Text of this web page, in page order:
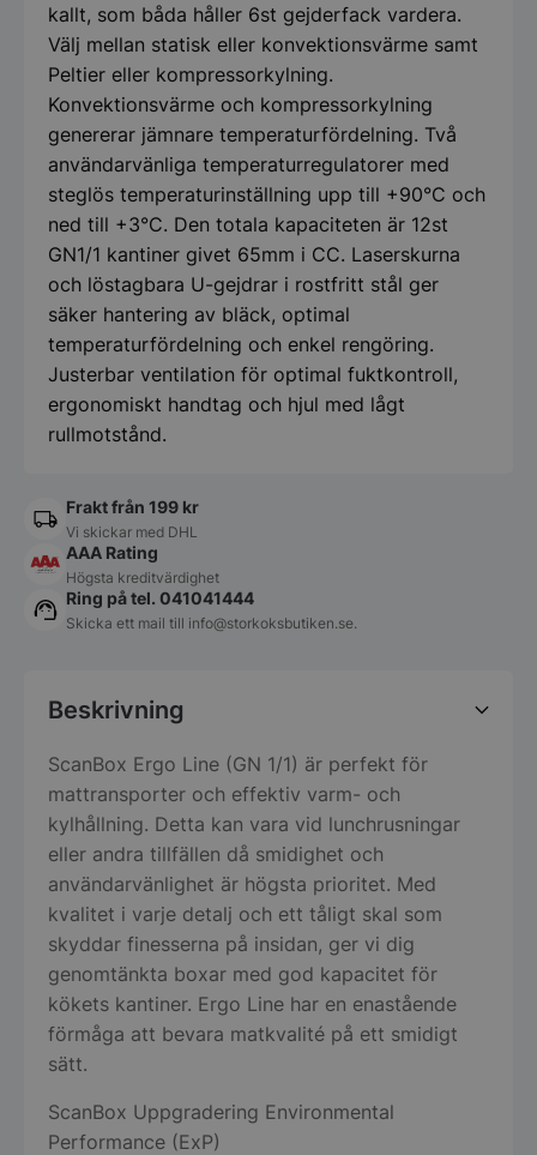
kallt, som båda håller 6st gejderfack vardera.
Välj mellan statisk eller konvektionsvärme samt
Peltier eller kompressorkylning.
Konvektionsvärme och kompressorkylning
genererar jämnare temperaturfördelning. Två
användarvänliga temperaturregulatorer med
steglös temperaturinställning upp till +90°C och
ned till +3°C. Den totala kapaciteten är 12st
GN1/1 kantiner givet 65mm i CC. Laserskurna
och löstagbara U-gejdrar i rostfritt stål ger
säker hantering av bläck, optimal
temperaturfördelning och enkel rengöring.
Justerbar ventilation för optimal fuktkontroll,
ergonomiskt handtag och hjul med lågt
rullmotstånd.
Frakt från 199 kr
Vi skickar med DHL
AAA Rating
Högsta kreditvärdighet
Ring på tel. 041041444
Skicka ett mail till info@storkoksbutiken.se.
Beskrivning
ScanBox Ergo Line (GN 1/1) är perfekt för
mattransporter och effektiv varm- och
kylhållning. Detta kan vara vid lunchrusningar
eller andra tillfällen då smidighet och
användarvänlighet är högsta prioritet. Med
kvalitet i varje detalj och ett tåligt skal som
skyddar finesserna på insidan, ger vi dig
genomtänkta boxar med god kapacitet för
kökets kantiner. Ergo Line har en enastående
förmåga att bevara matkvalité på ett smidigt
sätt.
ScanBox Uppgradering Environmental
Performance (ExP)